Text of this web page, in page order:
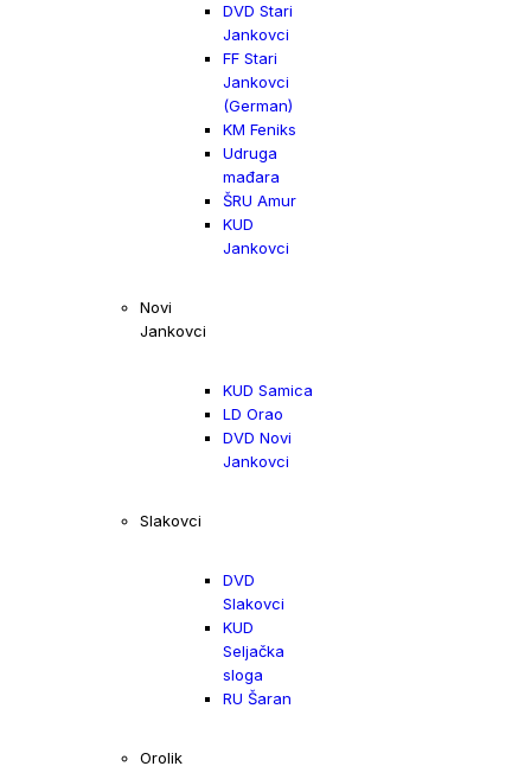
DVD Stari
Jankovci
FF Stari
Jankovci
(German)
KM Feniks
Udruga
mađara
ŠRU Amur
KUD
Jankovci
Novi
Jankovci
KUD Samica
LD Orao
DVD Novi
Jankovci
Slakovci
DVD
Slakovci
KUD
Seljačka
sloga
RU Šaran
Orolik